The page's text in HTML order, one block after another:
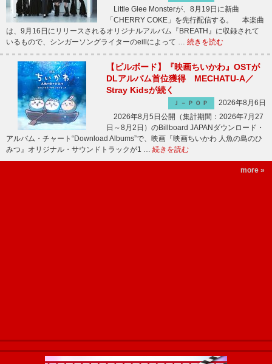
Little Glee Monsterが、8月19日に新曲
「CHERRY COKE」を先行配信する。 本楽曲
は、9月16日にリリースされるオリジナルアルバム『BREATH』に収録されて
いるもので、シンガーソングライターのeillによって … 続きを読む
【ビルボード】『映画ちいかわ』OSTが
DLアルバム首位獲得 MECHATU-A／
Stray Kidsが続く
Ｊ－ＰＯＰ
2026年8月6日
2026年8月5日公開（集計期間：2026年7月27
日～8月2日）のBillboard JAPANダウンロード・
アルバム・チャート“Download Albums”で、映画『映画ちいかわ 人魚の島のひ
みつ』オリジナル・サウンドトラックが1 … 続きを読む
more »